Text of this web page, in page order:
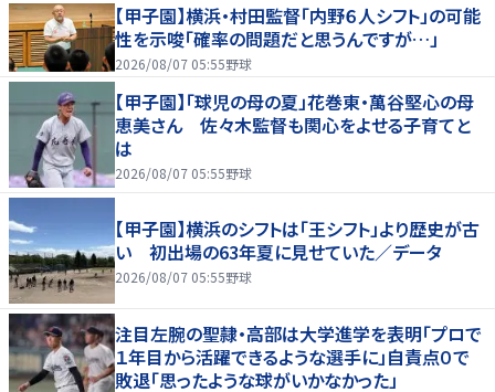
【甲子園】横浜・村田監督「内野６人シフト」の可能
性を示唆「確率の問題だと思うんですが…」
2026/08/07 05:55野球
【甲子園】「球児の母の夏」花巻東・萬谷堅心の母
恵美さん 佐々木監督も関心をよせる子育てと
は
2026/08/07 05:55野球
【甲子園】横浜のシフトは「王シフト」より歴史が古
い 初出場の63年夏に見せていた／データ
2026/08/07 05:55野球
注目左腕の聖隷・高部は大学進学を表明「プロで
１年目から活躍できるような選手に」自責点０で
敗退「思ったような球がいかなかった」